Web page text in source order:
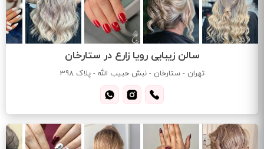
سالن زیبایی رویا زارع در ستارخان
تهران - ستارخان - نبش حبیب الله - پلاک 398